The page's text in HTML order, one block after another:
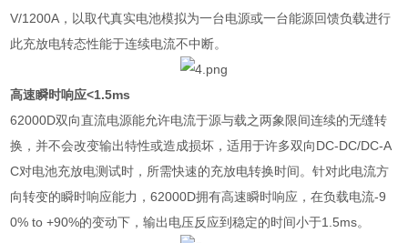
V/1200A ，以取代真实电池模拟为一台电源或一台能源回馈负载进行
此充放电转态性能于连续电流不中断。
高速瞬时响应<1.5ms
62000D双向直流电源能允许电流于源与载之两象限间连续的无缝转
换，并不会改变输出特性或造成损坏，适用于许多双向DC-DC/DC-A
C对电池充放电测试时，所需快速的充放电转换时间。针对此电流方
向转变的瞬时响应能力，62000D拥有高速瞬时响应，在负载电流-9
0% to +90%的变动下，输出电压反应到稳定的时间小于1.5ms。